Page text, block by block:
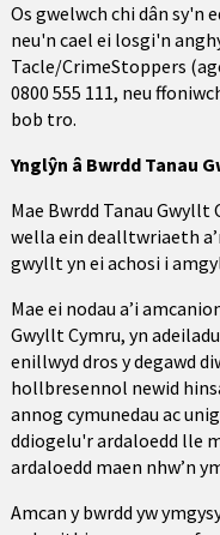
Os gwelwch chi dân sy'n
neu'n cael ei losgi'n
Tacle/CrimeStoppers
0800 555 111, neu
bob tro.
Ynglŷn â Bwrdd Tanau
Mae Bwrdd Tanau
wella ein dealltwriaeth
gwyllt yn ei achosi i
Mae ei nodau a’i
Gwyllt Cymru, yn
enillwyd dros y degawd
hollbresennol newid
annog cymunedau ac
ddiogelu'r ardaloedd lle
ardaloedd maen nhw’n
Amcan y bwrdd yw